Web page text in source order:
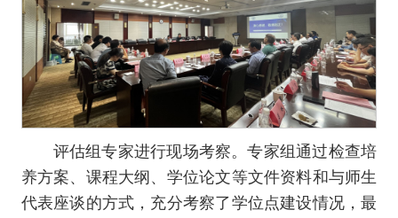
评估组专家进行现场考察。专家组通过检查培
养方案、课程大纲、学位论文等文件资料和与师生
代表座谈的方式，充分考察了学位点建设情况，最